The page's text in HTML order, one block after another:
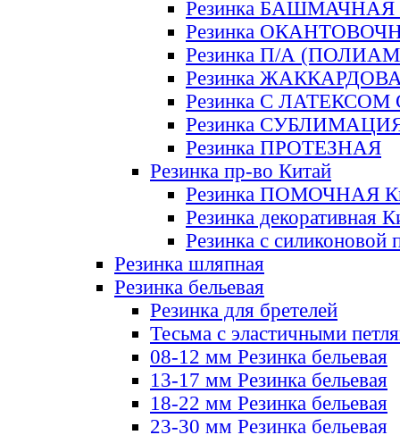
Резинка БАШМАЧНАЯ
Резинка
Резинка П/А
Резинка
Резинка С ЛАТЕКСОМ
Резинка
Резинка ПРОТЕЗНАЯ
Резинка пр-во Китай
Резинка ПОМОЧНАЯ
Резинка декоративная
Резинка с силиконовой
Резинка шляпная
Резинка бельевая
Резинка для бретелей
Тесьма с эластичными
08-12 мм Резинка бельевая
13-17 мм Резинка бельевая
18-22 мм Резинка бельевая
23-30 мм Резинка бельевая